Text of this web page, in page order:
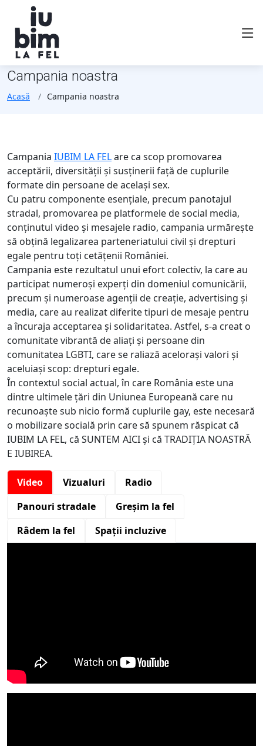
Campania noastra
Acasă Campania noastra
Campania IUBIM LA FELare ca scop promovarea
acceptării, diversității și susținerii față de cuplurile
formate din persoane de același sex.
Cu patru componente esențiale, precum panotajul
stradal, promovarea pe platformele de social media,
conținutul video și mesajele radio, campania urmărește
să obțină legalizarea parteneriatului civil și drepturi
egale pentru toți cetățenii României.
Campania este rezultatul unui efort colectiv, la care au
participat numeroși experți din domeniul comunicării,
precum și numeroase agenții de creație, advertising și
media, care au realizat diferite tipuri de mesaje pentru
a încuraja acceptarea și solidaritatea. Astfel, s-a creat o
comunitate vibrantă de aliați și persoane din
comunitatea LGBTI, care se raliază acelorași valori și
aceluiași scop: drepturi egale.
În contextul social actual, în care România este una
dintre ultimele țări din Uniunea Europeană care nu
recunoaște sub nicio formă cuplurile gay, este necesară
o mobilizare socială prin care să spunem răspicat că
IUBIM LA FEL, că SUNTEM AICI și că TRADIȚIA NOASTRĂ
E IUBIREA.
Video Vizualuri
Radio
Panouri stradale
Greșim la fel
Râdem la fel
Spații incluzive